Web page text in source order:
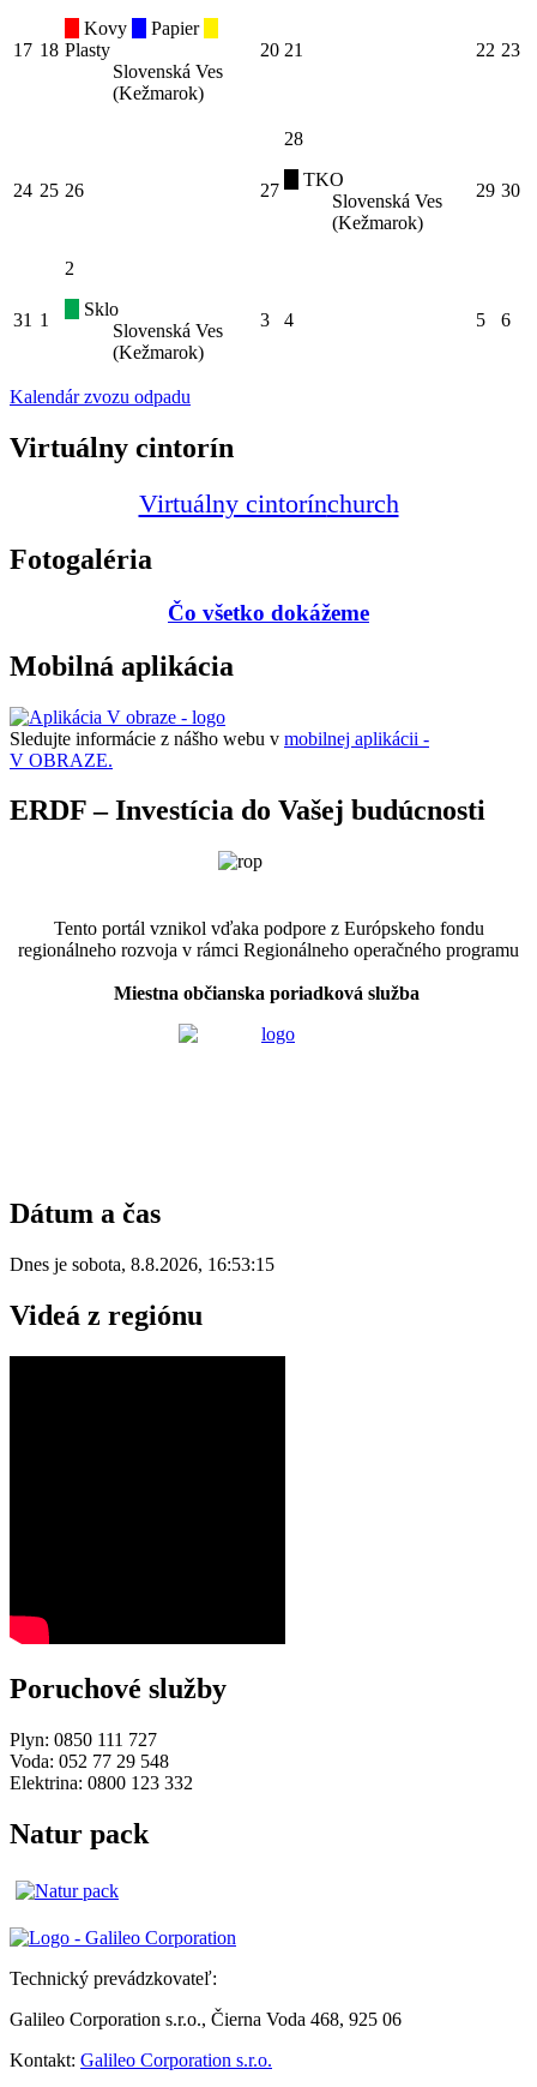
17 18
Kovy
Papier
Plasty
Slovenská Ves
(Kežmarok)
20 21 22 23
24 25 26 27
28
TKO
Slovenská Ves
(Kežmarok)
29 30
31 1
2
Sklo
Slovenská Ves
(Kežmarok)
3 4 5 6
Kalendár zvozu odpadu
Virtuálny cintorín
Virtuálny cintorínchurch
Fotogaléria
Čo všetko dokážeme
Mobilná aplikácia
Sledujte informácie z nášho webu v mobilnej aplikácii -
V OBRAZE.
ERDF – Investícia do Vašej budúcnosti
Tento portál vznikol vďaka podpore z Európskeho fondu
regionálneho rozvoja v rámci Regionálneho operačného programu
Miestna občianska poriadková služba
Dátum a čas
Dnes je sobota, 8.8.2026, 16:53:15
Videá z regiónu
Poruchové služby
Plyn: 0850 111 727
Voda: 052 77 29 548
Elektrina: 0800 123 332
Natur pack
Technický prevádzkovateľ:
Galileo Corporation s.r.o., Čierna Voda 468, 925 06
Kontakt: Galileo Corporation s.r.o.